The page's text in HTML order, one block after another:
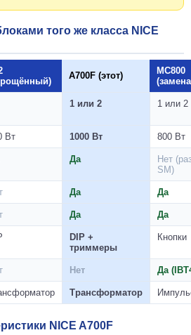
того же класса NICE
A700F (этот)
MC800
1 или 2 1 или 2
Вт 1000 Вт 800 Вт
Да
Нет
SM)
Да Да
Да Да
DIP +
триммеры
Кнопки
Нет Да
Трансформатор
NICE A700F